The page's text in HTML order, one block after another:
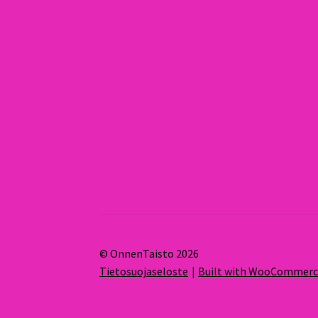
© OnnenTaisto 2026
Tietosuojaseloste
Built with